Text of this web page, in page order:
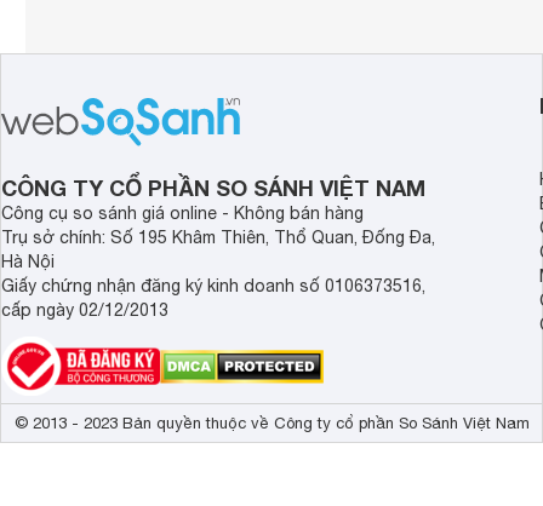
CÔNG TY CỔ PHẦN SO SÁNH VIỆT NAM
Công cụ so sánh giá online - Không bán hàng
Trụ sở chính: Số 195 Khâm Thiên, Thổ Quan, Đống Đa,
Hà Nội
Giấy chứng nhận đăng ký kinh doanh số 0106373516,
cấp ngày 02/12/2013
© 2013 - 2023 Bản quyền thuộc về Công ty cổ phần So Sánh Việt Nam